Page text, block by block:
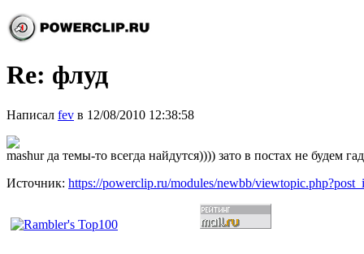
Re: флуд
Написал fev в 12/08/2010 12:38:58
mashur да темы-то всегда найдутся)))) зато в постах не будем
Источник: https://powerclip.ru/modules/newbb/